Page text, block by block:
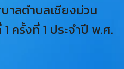
าลตำบลเชียงม่วน
ครั้งที่ 1 ประจำปี พ.ศ.